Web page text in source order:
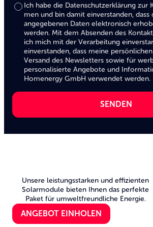
Ich habe die Datenschutzerklärung zur
men und bin damit ein­ver­stan­den, dass
angegebenen Daten elektronisch
werden. Mit dem Absenden des
ich mich mit der Verarbeitung
einverstanden, dass meine
Versand des Newsletters sowie für
personalisierte Angebote und
Homenergy GmbH verwendet werden.
SENDEN
Unsere leistungsstarken und effizienten
Solarmodule bieten Ihnen das perfekte
Paket für umweltfreundliche Energie.
ANGEBOT EINHOLEN